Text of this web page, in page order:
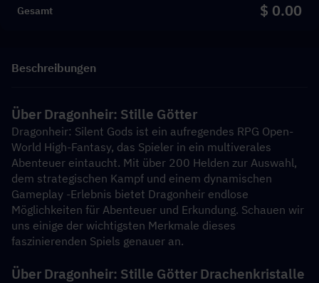
Gesamt $ 0.00
Beschreibungen
Über Dragonheir: Stille Götter
Dragonheir: Silent Gods ist ein aufregendes RPG Open-
World High-Fantasy, das Spieler in ein multiverales
Abenteuer eintaucht. Mit über 200 Helden zur Auswahl,
dem strategischen Kampf und einem dynamischen
Gameplay -Erlebnis bietet Dragonheir endlose
Möglichkeiten für Abenteuer und Erkundung. Schauen wir
uns einige der wichtigsten Merkmale dieses
faszinierenden Spiels genauer an.
Über Dragonheir: Stille Götter Drachenkristalle